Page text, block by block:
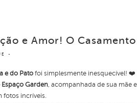
e Amor! O
e do Pato foi simplesmente inesquecível! ❤️
Garden, acompanhada de sua mãe
fotos incríveis.